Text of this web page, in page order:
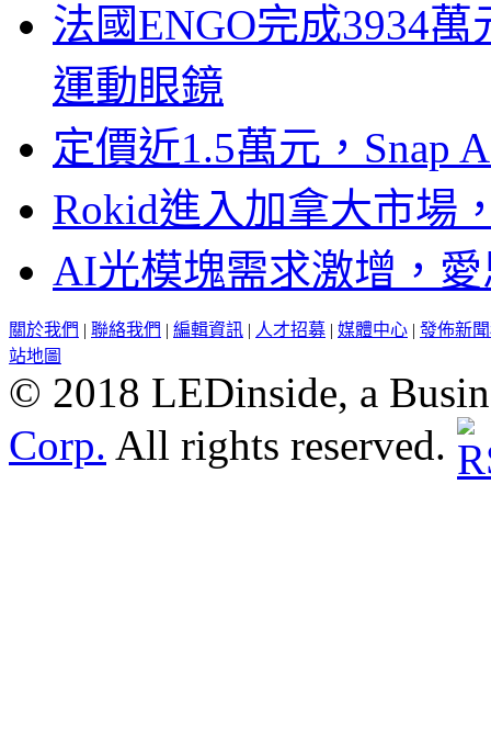
法國ENGO完成3934
運動眼鏡
定價近1.5萬元，Snap
Rokid進入加拿大市場
AI光模塊需求激增，
關於我們 | 聯絡我們 | 編輯資訊 | 人才招募 | 媒體中心 | 發佈新
站地圖
© 2018 LEDinside, a
Corp. All rights reserved.